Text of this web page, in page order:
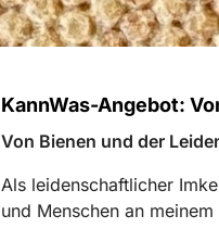
KannWas-Angebot:
Von Bienen und der
Als leidenschaftlicher
und Menschen an